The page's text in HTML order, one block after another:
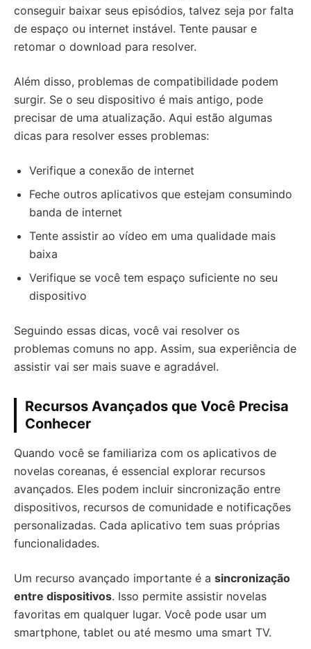
conseguir baixar seus episódios, talvez seja por falta
de espaço ou internet instável. Tente pausar e
retomar o download para resolver.
Além disso, problemas de compatibilidade podem
surgir. Se o seu dispositivo é mais antigo, pode
precisar de uma atualização. Aqui estão algumas
dicas para resolver esses problemas:
Verifique a conexão de internet
Feche outros aplicativos que estejam consumindo
banda de internet
Tente assistir ao vídeo em uma qualidade mais
baixa
Verifique se você tem espaço suficiente no seu
dispositivo
Seguindo essas dicas, você vai resolver os
problemas comuns no app. Assim, sua experiência de
assistir vai ser mais suave e agradável.
Recursos Avançados que Você Precisa
Conhecer
Quando você se familiariza com os aplicativos de
novelas coreanas, é essencial explorar recursos
avançados. Eles podem incluir sincronização entre
dispositivos, recursos de comunidade e notificações
personalizadas. Cada aplicativo tem suas próprias
funcionalidades.
Um recurso avançado importante é a sincronização
entre dispositivos. Isso permite assistir novelas
favoritas em qualquer lugar. Você pode usar um
smartphone, tablet ou até mesmo uma smart TV.